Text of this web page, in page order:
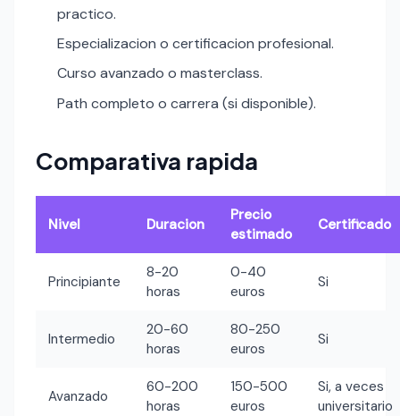
practico.
Especializacion o certificacion profesional.
Curso avanzado o masterclass.
Path completo o carrera (si disponible).
Comparativa rapida
Nivel Duracion
Precio
estimado
Certificado
Principiante
8-20
horas
0-40
euros
Si
Intermedio
20-60
horas
80-250
euros
Si
Avanzado
60-200
horas
150-500
euros
Si, a veces
universitario